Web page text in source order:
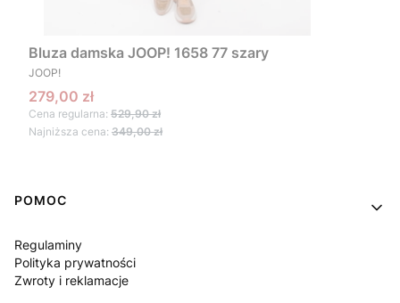
Bluza damska JOOP! 1658 77 szary
PRODUCENT
JOOP!
Cena promocyjna
279,00 zł
Cena regularna: 529,90 zł
Najniższa cena: 349,00 zł
Linki w stopce
POMOC
Regulaminy
Polityka prywatności
Zwroty i reklamacje